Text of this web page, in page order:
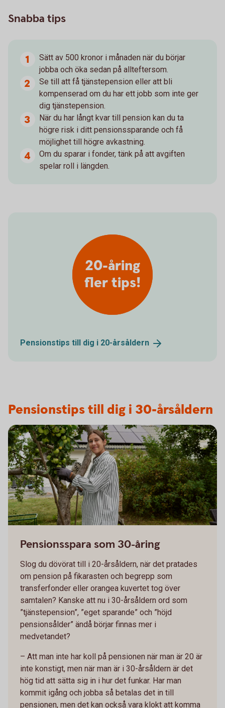
Snabba tips
Sätt av 500 kronor i månaden när du börjar
jobba och öka sedan på allteftersom.
Se till att få tjänstepension eller att bli
kompenserad om du har ett jobb som inte ger
dig tjänstepension.
När du har långt kvar till pension kan du ta
högre risk i ditt pensionssparande och få
möjlighet till högre avkastning.
Om du sparar i fonder, tänk på att avgiften
spelar roll i längden.
20-åring
fler tips!
Pensionstips till dig i 20-årsåldern
Pensionstips till dig i 30-årsåldern
Pensionsspara som 30-åring
Slog du dövörat till i 20-årsåldern, när det pratades
om pension på fikarasten och begrepp som
transferfonder eller orangea kuvertet tog över
samtalen? Kanske att nu i 30-årsåldern ord som
”tjänstepension”, ”eget sparande” och ”höjd
pensionsålder” ändå börjar finnas mer i
medvetandet?
– Att man inte har koll på pensionen när man är 20 är
inte konstigt, men när man är i 30-årsåldern är det
hög tid att sätta sig in i hur det funkar. Har man
kommit igång och jobba så betalas det in till
pensionen, men det kan också vara klokt att komma